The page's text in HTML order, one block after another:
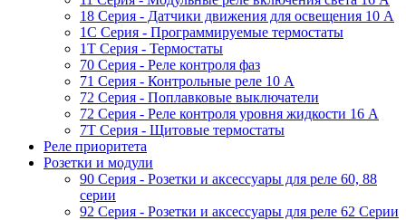
18 Серия - Датчики движения для освещения 10 A
1C Серия - Программируемые термостаты
1Т Серия - Термостаты
70 Серия - Реле контроля фаз
71 Серия - Контрольные реле 10 A
72 Серия - Поплавковые выключатели
72 Серия - Реле контроля уровня жидкости 16 А
7T Серия - Щитовые термостаты
Реле приоритета
Розетки и модули
90 Серия - Розетки и аксессуары для реле 60, 88
cерии
92 Серия - Розетки и аксессуары для реле 62 Серии